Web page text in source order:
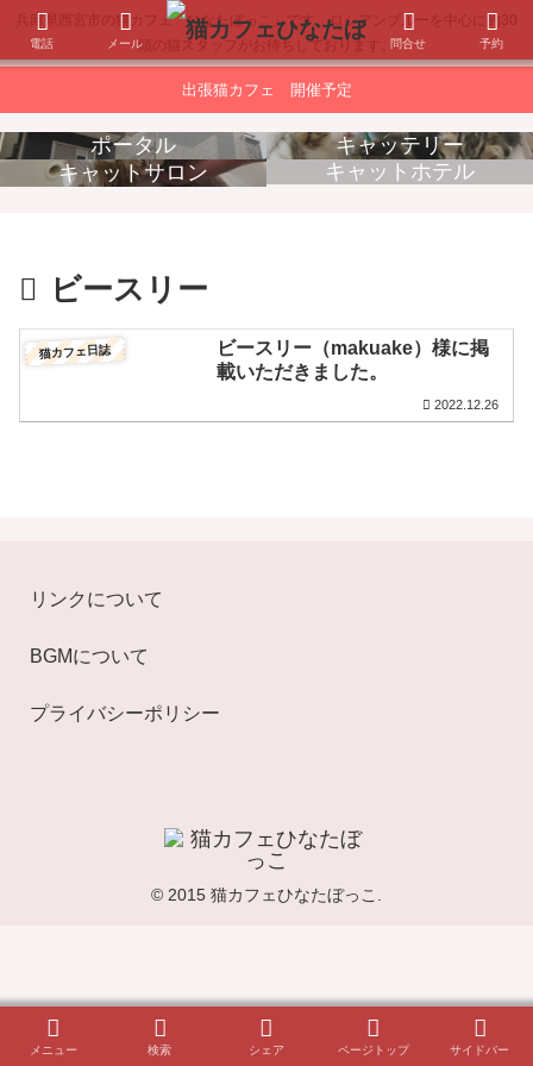
兵庫県西宮市の猫カフェ「ひなたぼっこ」です。ロシアンブルーを中心に約30
頭の猫スタッフがお待ちしております。
出張猫カフェ 開催予定
ポータル
キャッテリー
キャットサロン
キャットホテル
ビースリー
猫カフェ日誌
ビースリー（makuake）様に掲
載いただきました。
2022.12.26
リンクについて
BGMについて
プライバシーポリシー
© 2015 猫カフェひなたぼっこ.
電話 メール 問合せ 予約
メニュー 検索 シェア ページトップ サイドバー